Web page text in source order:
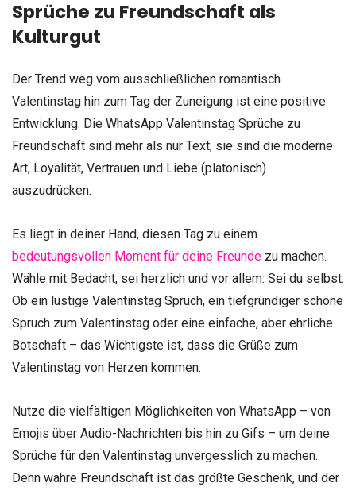
Sprüche zu Freundschaft als
Kulturgut
Der Trend weg vom ausschließlichen romantisch
Valentinstag hin zum Tag der Zuneigung ist eine positive
Entwicklung. Die WhatsApp Valentinstag Sprüche zu
Freundschaft sind mehr als nur Text; sie sind die moderne
Art, Loyalität, Vertrauen und Liebe (platonisch)
auszudrücken.
Es liegt in deiner Hand, diesen Tag zu einem
bedeutungsvollen Moment für deine Freunde zu machen.
Wähle mit Bedacht, sei herzlich und vor allem: Sei du selbst.
Ob ein lustige Valentinstag Spruch, ein tiefgründiger schöne
Spruch zum Valentinstag oder eine einfache, aber ehrliche
Botschaft – das Wichtigste ist, dass die Grüße zum
Valentinstag von Herzen kommen.
Nutze die vielfältigen Möglichkeiten von WhatsApp – von
Emojis über Audio-Nachrichten bis hin zu Gifs – um deine
Sprüche für den Valentinstag unvergesslich zu machen.
Denn wahre Freundschaft ist das größte Geschenk, und der